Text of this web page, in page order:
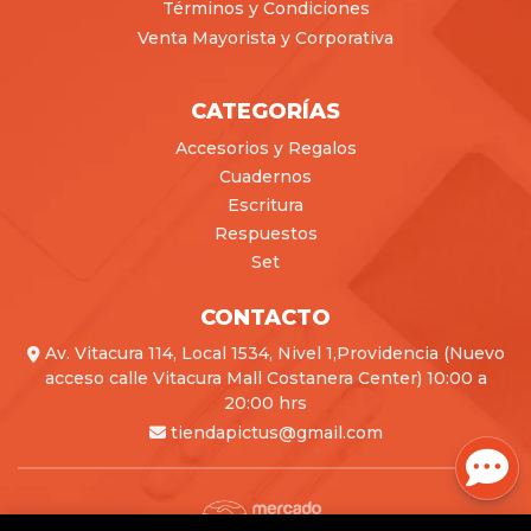
Términos y Condiciones
Venta Mayorista y Corporativa
CATEGORÍAS
Accesorios y Regalos
Cuadernos
Escritura
Respuestos
Set
CONTACTO
Av. Vitacura 114, Local 1534, Nivel 1,Providencia (Nuevo
acceso calle Vitacura Mall Costanera Center) 10:00 a
20:00 hrs
tiendapictus@gmail.com